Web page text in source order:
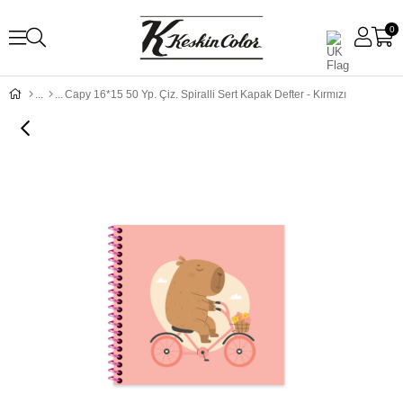
0
Capy 16*15 50 Yp. Çiz. Spiralli Sert Kapak Defter - Kırmızı